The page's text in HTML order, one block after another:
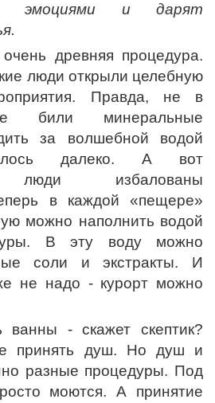
эмоциями и дарят
древняя процедура.
люди открыли целебную
Правда, не в
били минеральные
за волшебной водой
далеко. А вот
люди избалованы
в каждой «пещере»
можно наполнить водой
В эту воду можно
соли и экстракты. И
не надо - курорт можно
ванны - скажет скептик?
принять душ. Но душ и
разные процедуры. Под
моются. А принятие